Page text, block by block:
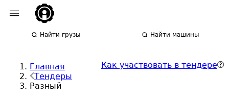
Найти грузы Найти машины
Главная
Тендеры
Разный
Как участвовать в тендере